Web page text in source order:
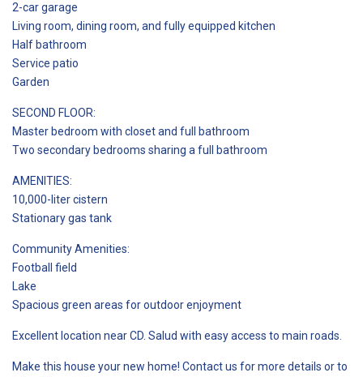
2-car garage
Living room, dining room, and fully equipped kitchen
Half bathroom
Service patio
Garden
SECOND FLOOR:
Master bedroom with closet and full bathroom
Two secondary bedrooms sharing a full bathroom
AMENITIES:
10,000-liter cistern
Stationary gas tank
Community Amenities:
Football field
Lake
Spacious green areas for outdoor enjoyment
Excellent location near CD. Salud with easy access to main roads.
Make this house your new home! Contact us for more details or to